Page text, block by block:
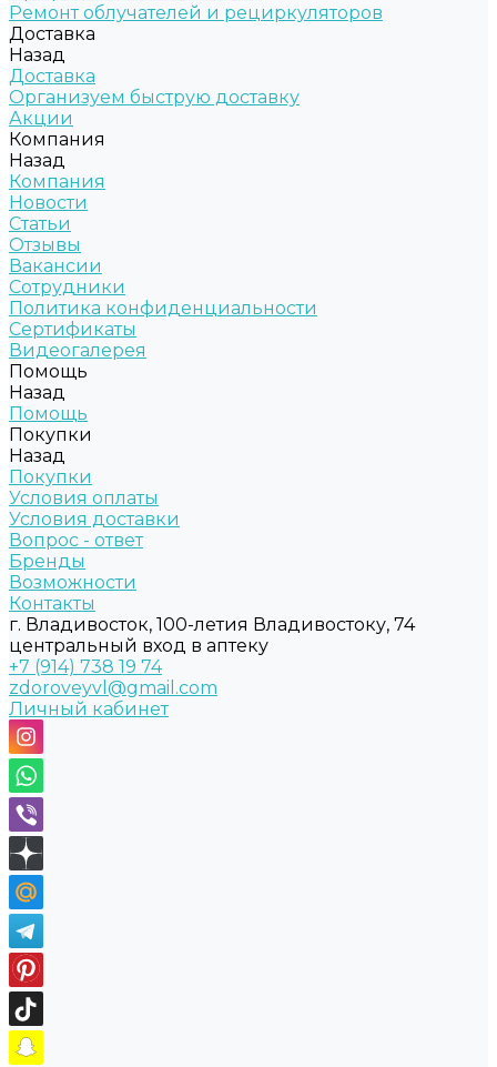
Ремонт облучателей и рециркуляторов
Доставка
Назад
Доставка
Организуем быструю доставку
Акции
Компания
Назад
Компания
Новости
Статьи
Отзывы
Вакансии
Сотрудники
Политика конфиденциальности
Сертификаты
Видеогалерея
Помощь
Назад
Помощь
Покупки
Назад
Покупки
Условия оплаты
Условия доставки
Вопрос - ответ
Бренды
Возможности
Контакты
г. Владивосток, 100-летия Владивостоку, 74
центральный вход в аптеку
+7 (914) 738 19 74
zdoroveyvl@gmail.com
Личный кабинет